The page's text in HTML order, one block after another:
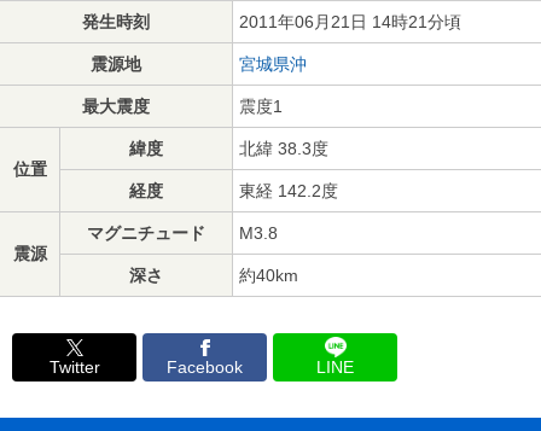
発生時刻 2011年06月21日 14時21分頃
震源地 宮城県沖
最大震度 震度1
位置
緯度 北緯 38.3度
経度 東経 142.2度
震源
マグニチュード M3.8
深さ 約40km
Twitter Facebook LINE